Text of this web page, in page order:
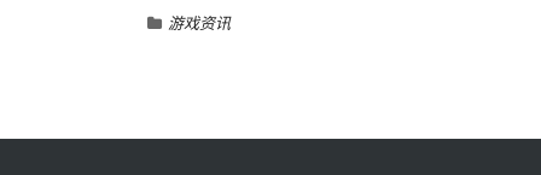
游戏资讯